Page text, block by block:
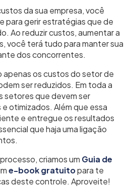
da sua empresa, você
para gerir estratégias que de
Ao reduzir custos, aumentar a
você terá tudo para manter sua
dos concorrentes.
apenas os custos do setor de
ser reduzidos. Em toda a
setores que devem ser
otimizados. Além que essa
e entregue os resultados
que haja uma ligação
criamos um Guia de
e-book gratuitopara te
deste controle. Aproveite!